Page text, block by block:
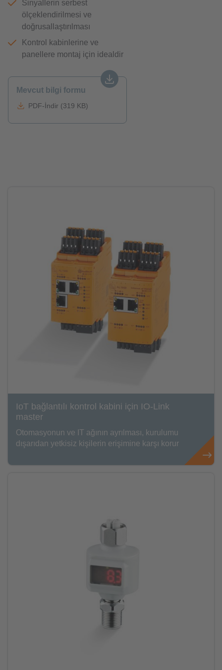
Sinyallerin serbest
ölçeklendirilmesi ve
doğrusallaştırılması
Kontrol kabinlerine ve
panellere montaj için idealdir
Mevcut bilgi formu
PDF-İndir (319 KB)
IoT bağlantılı kontrol kabini için IO-Link
master
Otomasyonun ve IT ağının ayrılması, kurulumu
dışarıdan yetkisiz kişilerin erişimine karşı korur